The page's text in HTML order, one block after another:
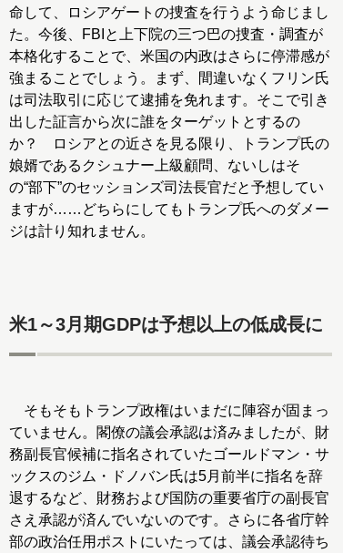
命して、ロシアゲートの捜査を行うよう命じまし
た。今後、FBIと上下院の三つ巴の捜査・調査が
本格化することで、米国の内政はさらに停滞感が
強まることでしょう。まず、間違いなくフリン氏
は司法取引に応じて逮捕を免れます。そこで引き
出した証言から次に誰をターゲットとするの
か？ ロシアとの近さを見る限り、トランプ氏の
娘婿であるクシュナー上級顧問、ないしはそ
の“部下”のセッションズ司法長官だと予想してい
ますが……どちらにしてもトランプ氏へのダメー
ジは計り知れません。
米1～3月期GDPは予想以上の低成長に
そもそもトランプ政権はいまだに陣容が固まっ
ていません。閣僚の議会承認は済みましたが、財
務副長官候補に指名されていたゴールドマン・サ
ックスのジム・ドノバン氏は5月前半に指名を辞
退するなど、財務および国防の重要省庁の副長官
さえ承認が済んでいないのです。さらに各省庁幹
部の政治任用ポストにいたっては、議会承認待ち